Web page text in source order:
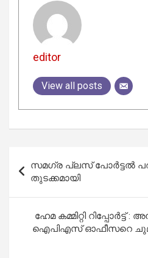
editor
View all posts
navigation
സമഗ്ര പ്ലസ് പോർട്ടൽ
തുടക്കമായി
ഹേമ കമ്മിറ്റി
ഐപിഎസ് ഓഫീസറെ